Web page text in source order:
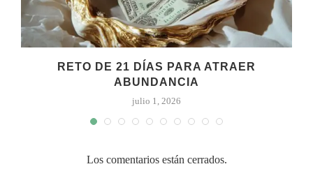
RETO DE 21 DÍAS PARA ATRAER
ABUNDANCIA
julio 1, 2026
Los comentarios están cerrados.